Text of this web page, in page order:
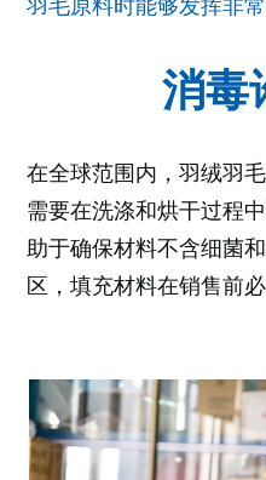
羽毛原料时能够发挥非常
消毒
在全球范围内，羽绒羽
需要在洗涤和烘干过程
助于确保材料不含细菌
区，填充材料在销售前